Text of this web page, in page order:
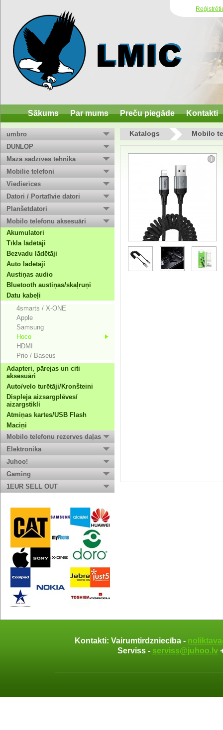
Sākums Par mums Preču piegāde Kontakti
umbro
DUNLOP
Mazā sadzīves tehnika
Mobilie telefoni
Viedierīces
Datori / Portatīvie datori
Planšetdatori
Mobilo telefonu aksesuāri
Akumulatori
Tīkla lādētāji
Bezvadu lādētāji
Auto lādētāji
Austiņas audio
Bluetooth austiņas/skaļruņi
Datu kabeļi
4smarts / X-ONE
Apple
Samsung
Hoco
HDMI
Prio / Baseus
Adapteri, pārejas un citi
aksesuāri
Auto/velo turētāji/Kronšteini
Displeja aizsargplēves/
aizargstikli
Atmiņas kartes/USB Flash
Maciņi
Mobilo telefonu rezerves daļas
Elektronika
Juhoo!
Gaming
1EUR SELL OUT
Katalogs Mobilo
Kontakti: Vairumtirdzniecība -
Serviss - serviss@juhoo.lv